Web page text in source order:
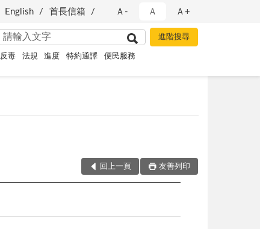
English 首長信箱 Ａ- Ａ Ａ+
反毒 法規 進度 特約通譯 便民服務
回上一頁 友善列印